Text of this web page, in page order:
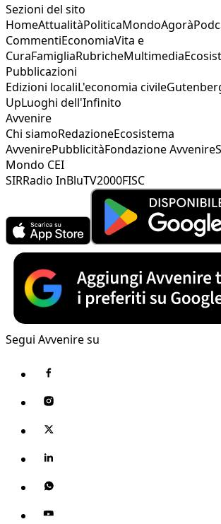
Sezioni del sito
HomeAttualitàPoliticaMondoAgorà
CommentiEconomiaVita e
CuraFamigliaRubricheMultimedia
Pubblicazioni
Edizioni localiL'economia civile
UpLuoghi dell'Infinito
Avvenire
Chi siamoRedazioneEcosistema
AvvenirePubblicitàFondazione Avvenire
Mondo CEI
SIRRadio InBluTV2000FISC
Segui Avvenire su